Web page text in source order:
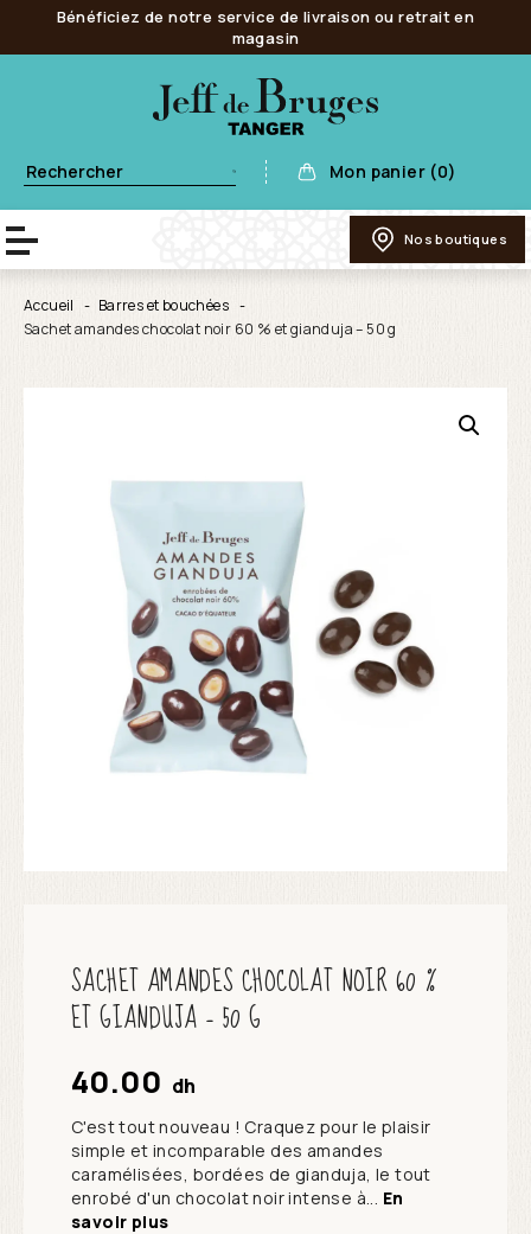
Bénéficiez de notre service de livraison ou retrait en
magasin
Mon panier (0)
Nos boutiques
Accueil
Barres et bouchées
Sachet amandes chocolat noir 60 % et gianduja – 50 g
SACHET AMANDES CHOCOLAT NOIR 60 %
ET GIANDUJA – 50 G
40.00 dh
C'est tout nouveau ! Craquez pour le plaisir
simple et incomparable des amandes
caramélisées, bordées de gianduja, le tout
enrobé d'un chocolat noir intense à... En
savoir plus